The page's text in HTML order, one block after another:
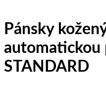
Pánsky
automatickou
STANDARD